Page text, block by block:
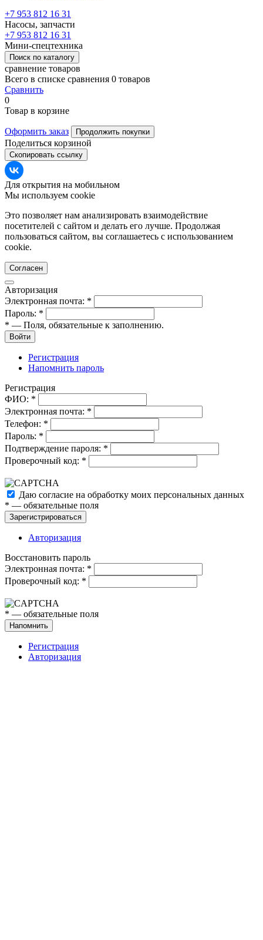
+7 953 812 16 31
Насосы, запчасти
+7 953 812 16 31
Мини-спецтехника
Поиск по каталогу
сравнение товаров
Всего в списке сравнения 0 товаров
Сравнить
0
Товар в корзине
Оформить заказ Продолжить покупки
Поделиться корзиной
Скопировать ссылку
Для открытия на мобильном
Мы используем cookie
Это позволяет нам анализировать взаимодействие
посетителей с сайтом и делать его лучше. Продолжая
пользоваться сайтом, вы соглашаетесь с использованием
cookie.
Согласен
Авторизация
Электронная почта: *
Пароль: *
* — Поля, обязательные к заполнению.
Войти
Регистрация
Напомнить пароль
Регистрация
ФИО: *
Электронная почта: *
Телефон: *
Пароль: *
Подтверждение пароля: *
Проверочный код: *
Даю согласие на обработку моих персональных данных
* — обязательные поля
Зарегистрироваться
Авторизация
Восстановить пароль
Электронная почта: *
Проверочный код: *
* — обязательные поля
Напомнить
Регистрация
Авторизация